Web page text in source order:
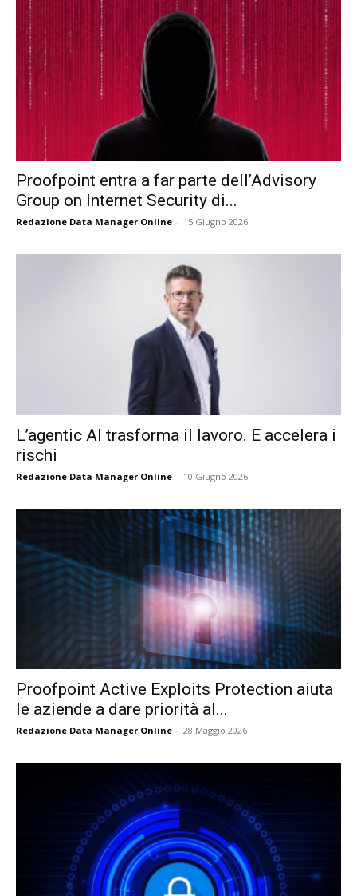
Proofpoint entra a far parte dell’Advisory
Group on Internet Security di...
Redazione Data Manager Online - 15 Giugno 2026
L’agentic AI trasforma il lavoro. E accelera i
rischi
Redazione Data Manager Online - 10 Giugno 2026
Proofpoint Active Exploits Protection aiuta
le aziende a dare priorità al...
Redazione Data Manager Online - 28 Maggio 2026